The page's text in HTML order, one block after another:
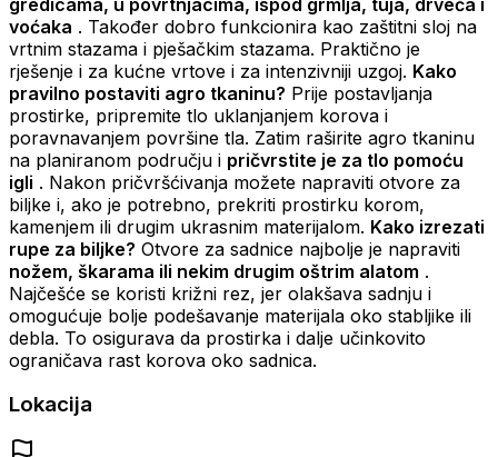
voćaka . Također dobro funkcionira kao zaštitni sloj na
vrtnim stazama i pješačkim stazama. Praktično je
rješenje i za kućne vrtove i za intenzivniji uzgoj. Kako
pravilno postaviti agro tkaninu? Prije postavljanja
prostirke, pripremite tlo uklanjanjem korova i
poravnavanjem površine tla. Zatim raširite agro tkaninu
na planiranom području i pričvrstite je za tlo pomoću
igli . Nakon pričvršćivanja možete napraviti otvore za
biljke i, ako je potrebno, prekriti prostirku korom,
kamenjem ili drugim ukrasnim materijalom. Kako izrezati
rupe za biljke? Otvore za sadnice najbolje je napraviti
nožem, škarama ili nekim drugim oštrim alatom .
Najčešće se koristi križni rez, jer olakšava sadnju i
omogućuje bolje podešavanje materijala oko stabljike ili
debla. To osigurava da prostirka i dalje učinkovito
ograničava rast korova oko sadnica.
Lokacija